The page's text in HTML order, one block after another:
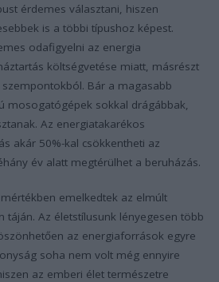
érdemes választani, hiszen
is a többi típushoz képest.
odafigyelni az energia
költségvetése miatt, másrészt
Bár a magasabb
mosogatógépek sokkal drágábbak,
Az energiatakarékos
akár 50%-kal csökkentheti az
év alatt megtérülhet a beruházás.
emelkedtek az elmúlt
táján. Az életstílusunk lényegesen több
az energiaforrások egyre
soha nem volt még ennyire
az emberi élet természetre